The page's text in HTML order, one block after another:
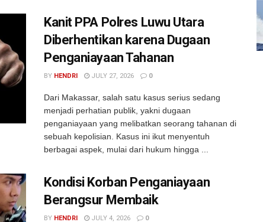
Kanit PPA Polres Luwu Utara
Diberhentikan karena Dugaan
Penganiayaan Tahanan
BY HENDRI JULY 27, 2026 0
Dari Makassar, salah satu kasus serius sedang
menjadi perhatian publik, yakni dugaan
penganiayaan yang melibatkan seorang tahanan di
sebuah kepolisian. Kasus ini ikut menyentuh
berbagai aspek, mulai dari hukum hingga ...
Kondisi Korban Penganiayaan
Berangsur Membaik
BY HENDRI JULY 4, 2026 0